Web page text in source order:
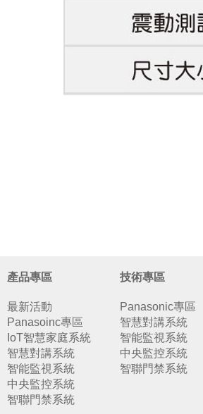
產品專區
最新活動
Panasoinc專區
IoT智慧家庭系統
智慧對講系統
智能監視系統
中央監控系統
智聯門禁系統
技術專區
Panasonic專區
智慧對講系統
智能監視系統
中央監控系統
智聯門禁系統